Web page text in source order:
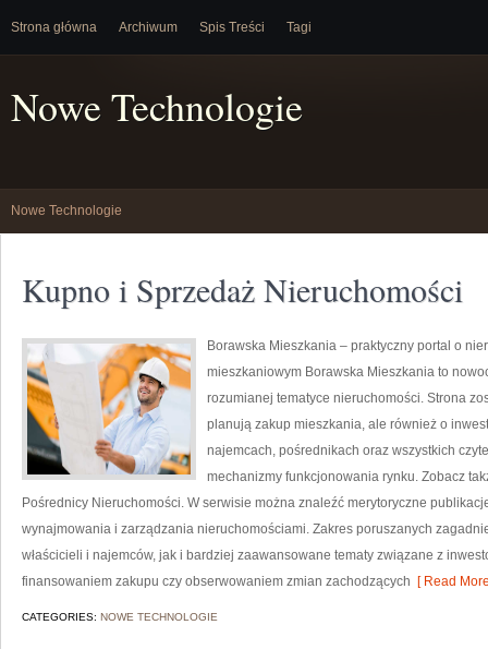
Strona główna Archiwum Spis Treści Tagi
Nowe Technologie
Nowe Technologie
Kupno i Sprzedaż Nieruchomości
Borawska Mieszkania – praktyczny portal o
mieszkaniowym Borawska Mieszkania to
rozumianej tematyce nieruchomości. Strona
planują zakup mieszkania, ale również o
najemcach, pośrednikach oraz wszystkich
mechanizmy funkcjonowania rynku. Zobacz
Pośrednicy Nieruchomości. W serwisie można znaleźć merytoryczne
wynajmowania i zarządzania nieruchomościami. Zakres poruszanych
właścicieli i najemców, jak i bardziej zaawansowane tematy związane z
finansowaniem zakupu czy obserwowaniem zmian zachodzących [ Read
CATEGORIES: NOWE TECHNOLOGIE